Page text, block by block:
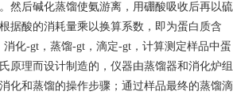
然后碱化蒸馏使氨游离，用硼酸吸收后再以硫
据酸的消耗量乘以换算系数，即为蛋白质含
化-gt，蒸馏-gt，滴定-gt，计算测定样品中蛋
原理而设计制造的，仪器由蒸馏器和消化炉组
化和蒸馏的操作步骤；通过样品最终的蒸馏滴